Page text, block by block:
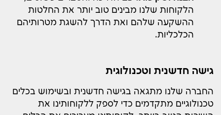
הלקוחות שלנו מבינים טוב יותר את החלטות
ההשקעה שלהם ואת הדרך להשגת מטרותיהם
הכלכליות.
גישה חדשנית וטכנולוגית
החברה שלנו מתגאה בגישה חדשנית ובשימוש בכלים
טכנולוגיים מתקדמים כדי לספק ללקוחותינו את